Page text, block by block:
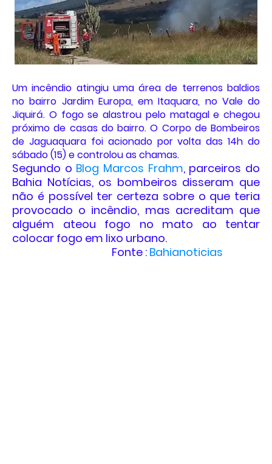
Um incêndio atingiu uma área de terrenos baldios
no bairro Jardim Europa, em Itaquara, no Vale do
Jiquirá. O fogo se alastrou pelo matagal e chegou
próximo de casas do bairro. O Corpo de Bombeiros
de Jaguaquara foi acionado por volta das 14h do
sábado (15) e controlou as chamas.
Segundo o Blog Marcos Frahm, parceiros do
Bahia Notícias, os bombeiros disseram que
não é possível ter certeza sobre o que teria
provocado o incêndio, mas acreditam que
alguém ateou fogo no mato ao tentar
colocar fogo em lixo urbano.
Fonte : Bahianoticias